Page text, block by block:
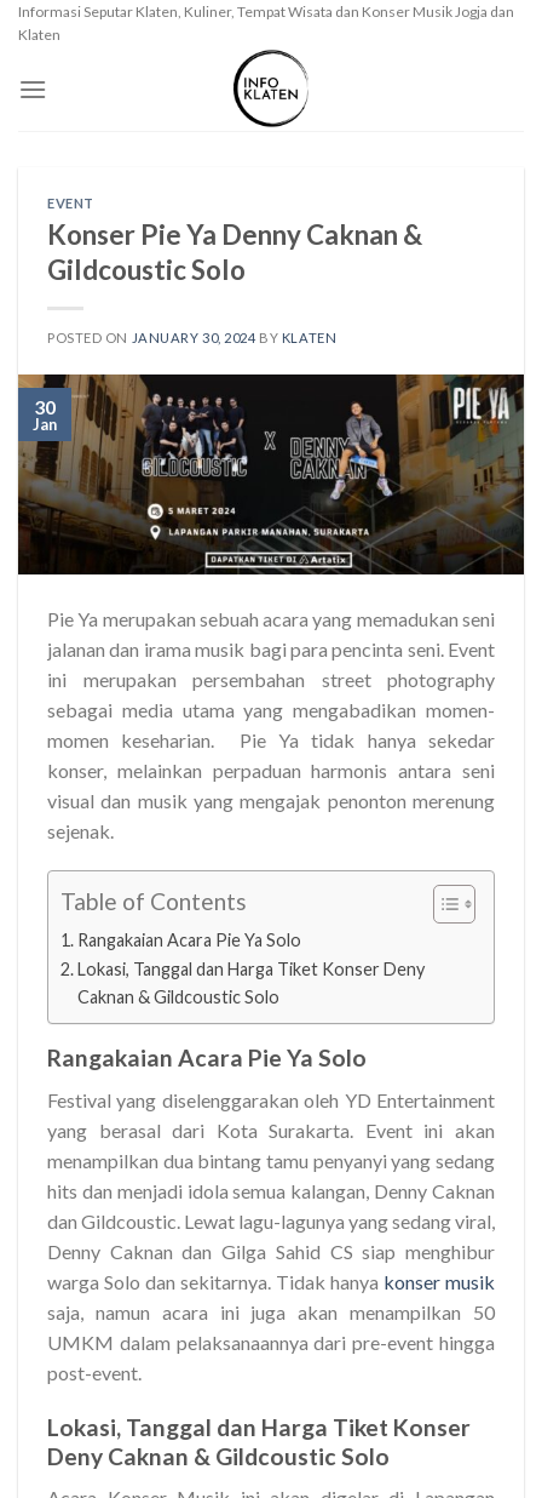
SkipInformasi Seputar Klaten, Kuliner, Tempat Wisata dan Konser Musik Jogja dan
Klaten
EVENT
Konser Pie Ya Denny Caknan &
Gildcoustic Solo
POSTED ON JANUARY 30, 2024 BY KLATEN
30
Jan
Pie Ya merupakan sebuah acara yang memadukan seni
jalanan dan irama musik bagi para pencinta seni. Event
ini merupakan persembahan street photography
sebagai media utama yang mengabadikan momen-
momen keseharian. Pie Ya tidak hanya sekedar
konser, melainkan perpaduan harmonis antara seni
visual dan musik yang mengajak penonton merenung
sejenak.
Table of Contents
Rangakaian Acara Pie Ya Solo
Lokasi, Tanggal dan Harga Tiket Konser Deny
Caknan & Gildcoustic Solo
Rangakaian Acara Pie Ya Solo
Festival yang diselenggarakan oleh YD Entertainment
yang berasal dari Kota Surakarta. Event ini akan
menampilkan dua bintang tamu penyanyi yang sedang
hits dan menjadi idola semua kalangan, Denny Caknan
dan Gildcoustic. Lewat lagu-lagunya yang sedang viral,
Denny Caknan dan Gilga Sahid CS siap menghibur
warga Solo dan sekitarnya. Tidak hanya konser musik
saja, namun acara ini juga akan menampilkan 50
UMKM dalam pelaksanaannya dari pre-event hingga
post-event.
Lokasi, Tanggal dan Harga Tiket Konser
Deny Caknan & Gildcoustic Solo